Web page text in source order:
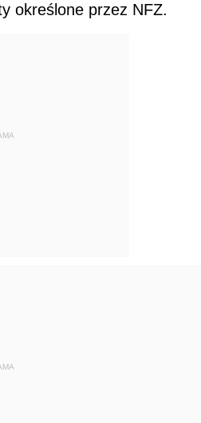
określone przez NFZ.